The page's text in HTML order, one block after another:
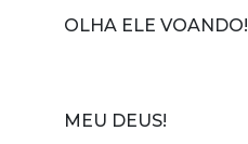
OLHA ELE VOANDO!
MEU DEUS!